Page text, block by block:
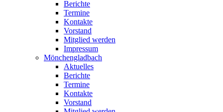
Berichte
Termine
Kontakte
Vorstand
Mitglied werden
Impressum
Mönchengladbach
Aktuelles
Berichte
Termine
Kontakte
Vorstand